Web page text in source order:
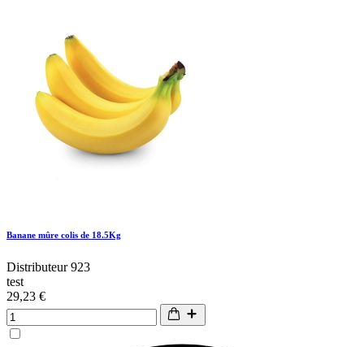
Banane mûre colis de 18.5Kg
Distributeur 923
test
29,23 €